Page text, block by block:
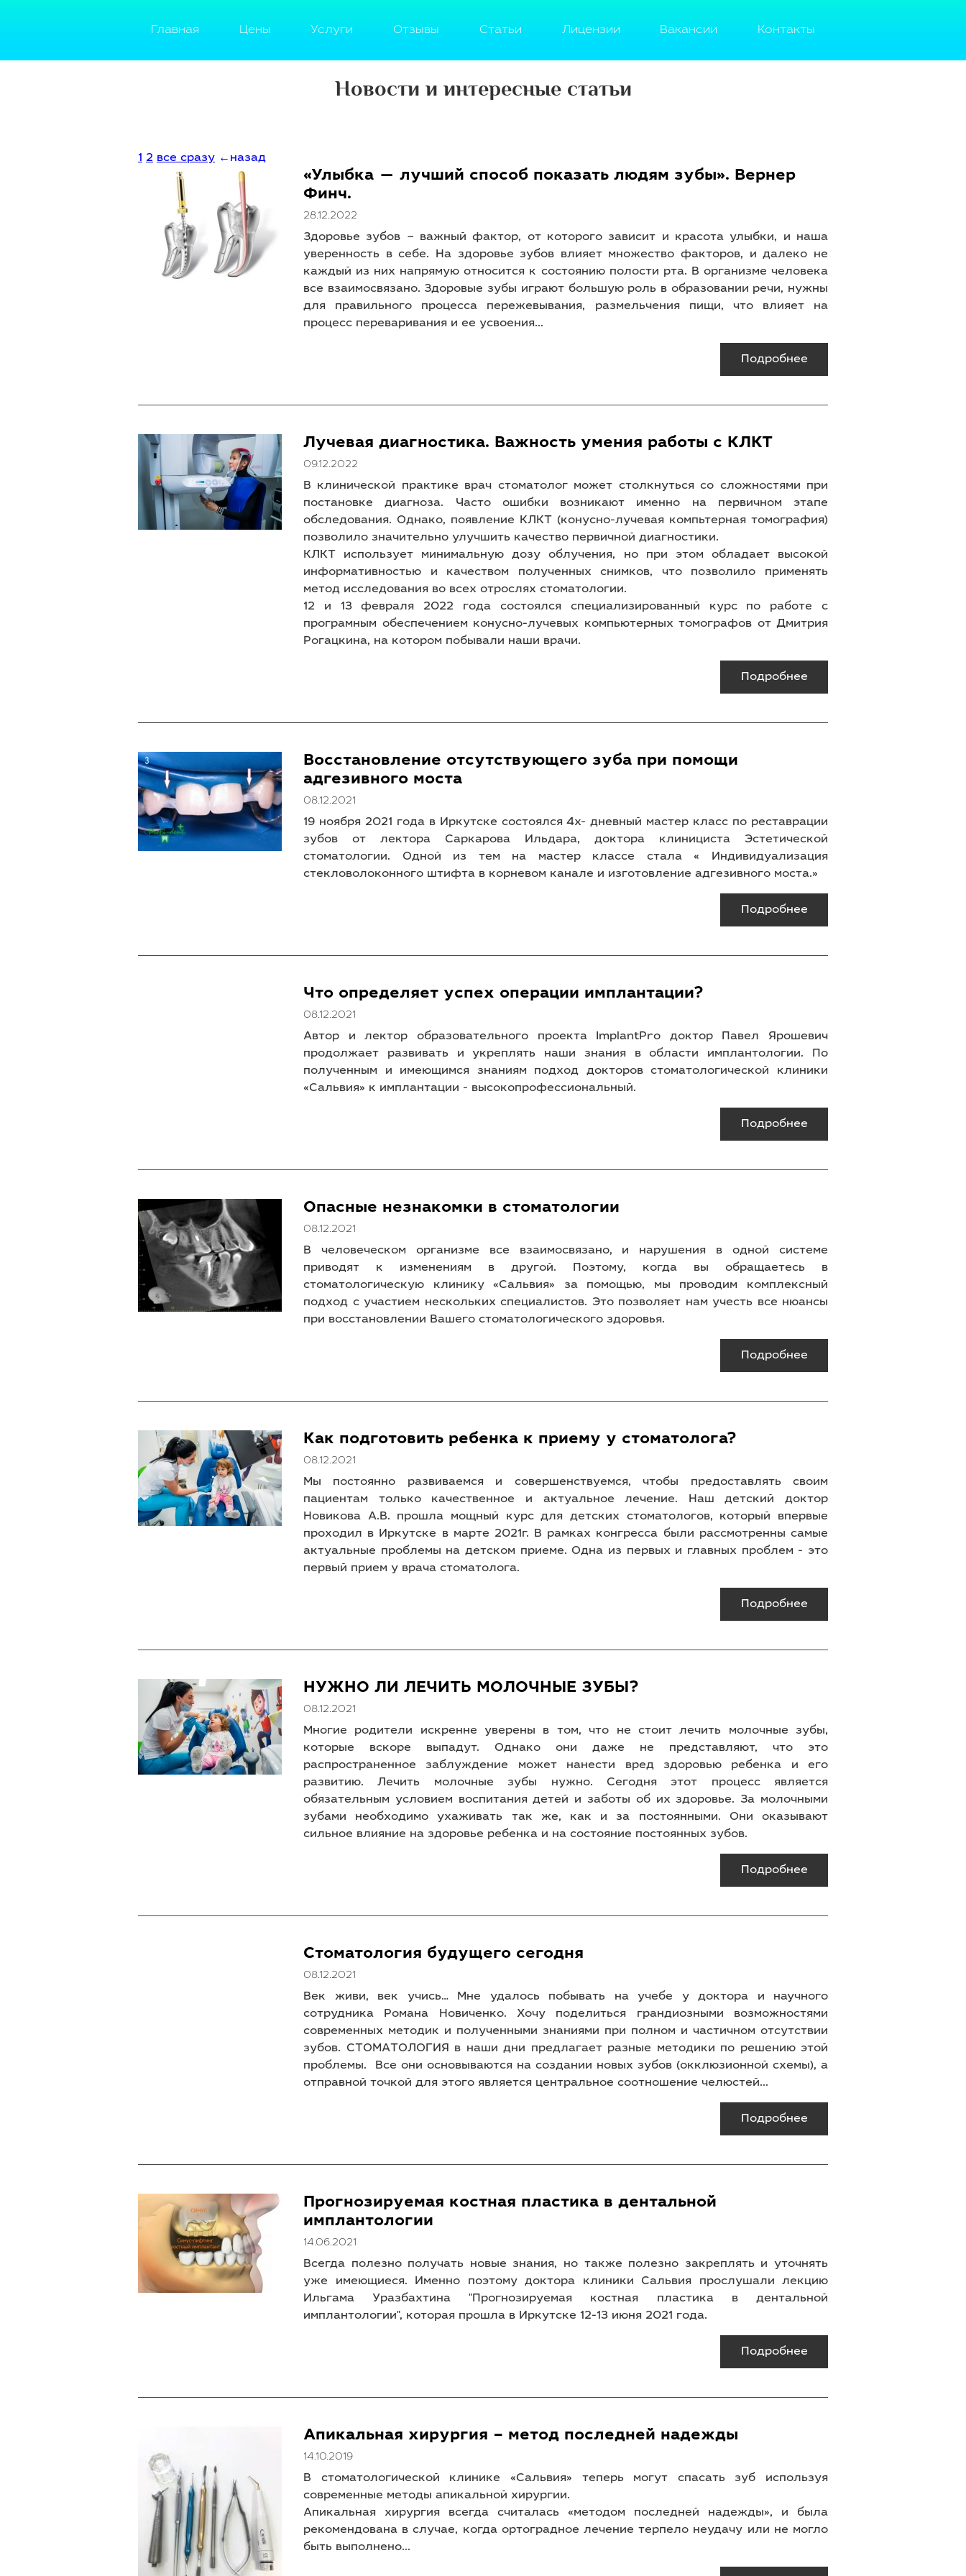
Главная Цены Услуги Отзывы Статьи Лицензии Вакансии Контакты
Новости и интересные статьи
1 2 все сразу ←назад
«Улыбка — лучший способ показать людям зубы». Вернер
Финч.
28.12.2022
Здоровье зубов – важный фактор, от которого зависит и красота улыбки, и наша
уверенность в себе. На здоровье зубов влияет множество факторов, и далеко не
каждый из них напрямую относится к состоянию полости рта. В организме человека
все взаимосвязано. Здоровые зубы играют большую роль в образовании речи, нужны
для правильного процесса пережевывания, размельчения пищи, что влияет на
процесс переваривания и ее усвоения...
Подробнее
Лучевая диагностика. Важность умения работы с КЛКТ
09.12.2022
В клинической практике врач стоматолог может столкнуться со сложностями при
постановке диагноза. Часто ошибки возникают именно на первичном этапе
обследования. Однако, появление КЛКТ (конусно-лучевая компьтерная томография)
позволило значительно улучшить качество первичной диагностики.
КЛКТ использует минимальную дозу облучения, но при этом обладает высокой
информативностью и качеством полученных снимков, что позволило применять
метод исследования во всех отрослях стоматологии.
12 и 13 февраля 2022 года состоялся специализированный курс по работе с
програмным обеспечением конусно-лучевых компьютерных томографов от Дмитрия
Рогацкина, на котором побывали наши врачи.
Подробнее
Восстановление отсутствующего зуба при помощи
адгезивного моста
08.12.2021
19 ноября 2021 года в Иркутске состоялся 4х- дневный мастер класс по реставрации
зубов от лектора Саркарова Ильдара, доктора клинициста Эстетической
стоматологии. Одной из тем на мастер классе стала « Индивидуализация
стекловолоконного штифта в корневом канале и изготовление адгезивного моста.»
Подробнее
Что определяет успех операции имплантации?
08.12.2021
Автор и лектор образовательного проекта ImplantPro доктор Павел Ярошевич
продолжает развивать и укреплять наши знания в области имплантологии. По
полученным и имеющимся знаниям подход докторов стоматологической клиники
«Сальвия» к имплантации - высокопрофессиональный.
Подробнее
Опасные незнакомки в стоматологии
08.12.2021
В человеческом организме все взаимосвязано, и нарушения в одной системе
приводят к изменениям в другой. Поэтому, когда вы обращаетесь в
стоматологическую клинику «Сальвия» за помощью, мы проводим комплексный
подход с участием нескольких специалистов. Это позволяет нам учесть все нюансы
при восстановлении Вашего стоматологического здоровья.
Подробнее
Как подготовить ребенка к приему у стоматолога?
08.12.2021
Мы постоянно развиваемся и совершенствуемся, чтобы предоставлять своим
пациентам только качественное и актуальное лечение. Наш детский доктор
Новикова А.В. прошла мощный курс для детских стоматологов, который впервые
проходил в Иркутске в марте 2021г. В рамках конгресса были рассмотренны самые
актуальные проблемы на детском приеме. Одна из первых и главных проблем - это
первый прием у врача стоматолога.
Подробнее
НУЖНО ЛИ ЛЕЧИТЬ МОЛОЧНЫЕ ЗУБЫ?
08.12.2021
Многие родители искренне уверены в том, что не стоит лечить молочные зубы,
которые вскоре выпадут. Однако они даже не представляют, что это
распространенное заблуждение может нанести вред здоровью ребенка и его
развитию. Лечить молочные зубы нужно. Сегодня этот процесс является
обязательным условием воспитания детей и заботы об их здоровье. За молочными
зубами необходимо ухаживать так же, как и за постоянными. Они оказывают
сильное влияние на здоровье ребенка и на состояние постоянных зубов.
Подробнее
Стоматология будущего сегодня
08.12.2021
Век живи, век учись… Мне удалось побывать на учебе у доктора и научного
сотрудника Романа Новиченко. Хочу поделиться грандиозными возможностями
современных методик и полученными знаниями при полном и частичном отсутствии
зубов. СТОМАТОЛОГИЯ в наши дни предлагает разные методики по решению этой
проблемы. Все они основываются на создании новых зубов (окклюзионной схемы), а
отправной точкой для этого является центральное соотношение челюстей...
Подробнее
Прогнозируемая костная пластика в дентальной
имплантологии
14.06.2021
Всегда полезно получать новые знания, но также полезно закреплять и уточнять
уже имеющиеся. Именно поэтому доктора клиники Сальвия прослушали лекцию
Ильгама Уразбахтина "Прогнозируемая костная пластика в дентальной
имплантологии", которая прошла в Иркутске 12-13 июня 2021 года.
Подробнее
Апикальная хирургия – метод последней надежды
14.10.2019
В стоматологической клинике «Сальвия» теперь могут спасать зуб используя
современные методы апикальной хирургии.
Апикальная хирургия всегда считалась «методом последней надежды», и была
рекомендована в случае, когда ортоградное лечение терпело неудачу или не могло
быть выполнено...